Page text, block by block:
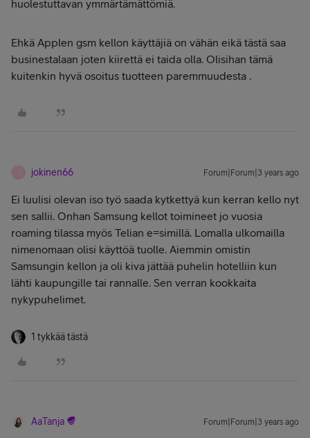
huolestuttavan ymmärtämättömiä.
Ehkä Applen gsm kellon käyttäjiä on vähän eikä tästä saa
businestalaan joten kiirettä ei taida olla. Olisihan tämä
kuitenkin hyvä osoitus tuotteen paremmuudesta .
jokinen66 Forum|Forum|3 years ago
Ei luulisi olevan iso työ saada kytkettyä kun kerran kello nyt
sen sallii. Onhan Samsung kellot toimineet jo vuosia
roaming tilassa myös Telian e=simillä. Lomalla ulkomailla
nimenomaan olisi käyttöä tuolle. Aiemmin omistin
Samsungin kellon ja oli kiva jättää puhelin hotelliin kun
lähti kaupungille tai rannalle. Sen verran kookkaita
nykypuhelimet.
1 tykkää tästä
AaTanja Forum|Forum|3 years ago